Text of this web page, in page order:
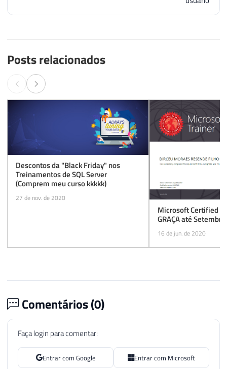
Posts relacionados
Descontos da "Black Friday" nos
Treinamentos de SQL Server
(Comprem meu curso kkkkk)
27 de nov. de 2020
Microsoft Certified
GRAÇA até
16 de jun. de 2020
Comentários (0)
Faça login para comentar:
Entrar com Google Entrar com Microsoft